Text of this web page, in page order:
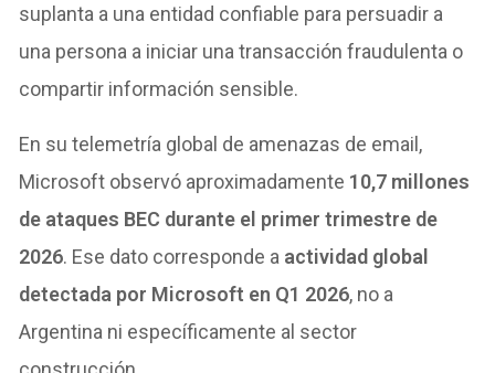
suplanta a una entidad confiable para persuadir a
una persona a iniciar una transacción fraudulenta o
compartir información sensible.
En su telemetría global de amenazas de email,
Microsoft observó aproximadamente 10,7 millones
de ataques BEC durante el primer trimestre de
2026. Ese dato corresponde a actividad global
detectada por Microsoft en Q1 2026, no a
Argentina ni específicamente al sector